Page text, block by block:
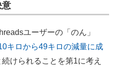
意
ユーザーの「のん」
キロから49キロの減量に成
けられることを第1に考え